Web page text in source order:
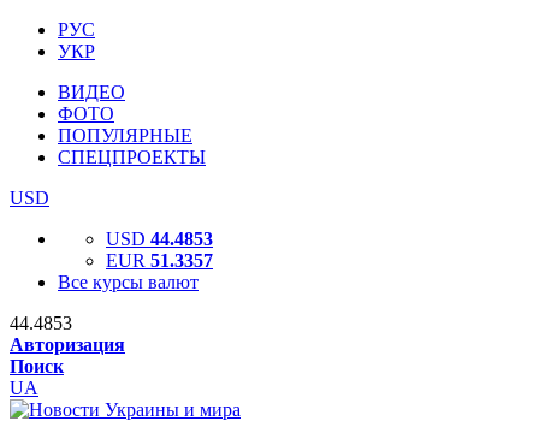
РУС
УКР
ВИДЕО
ФОТО
ПОПУЛЯРНЫЕ
СПЕЦПРОЕКТЫ
USD
USD 44.4853
EUR 51.3357
Все курсы валют
44.4853
Авторизация
Поиск
UA